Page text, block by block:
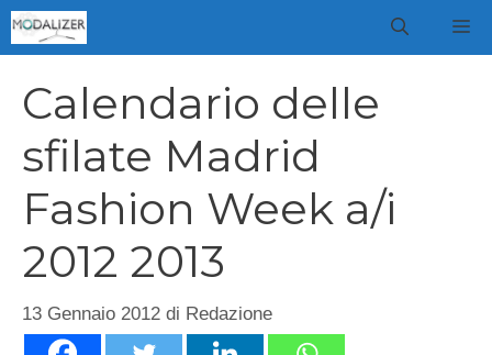
Vai
al
Calendario delle
sfilate Madrid
Fashion Week a/i
2012 2013
13 Gennaio 2012 di Redazione